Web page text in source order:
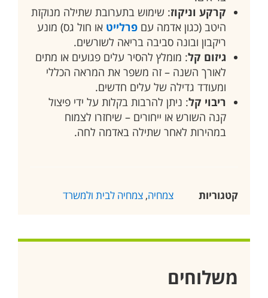
קרקע וניקוז: שימוש בתערובת שתילה מנוקזת
היטב (כגון אדמה עם פרלייט או חול גס) מונע
ריקבון ובונה סביבה בריאה לשורשים.
גיזום קל: מומלץ להסיר עלים פגועים או מתים
לאורך השנה – זה משפר את המראה הכללי
ומעודד גדילה של עלים חדשים.
ריבוי קל: ניתן להרבות בקלות על ידי פיצול
קנה השורש או ייחורים – שיחזרו לצמוח
במהירות לאחר שתילה באדמה לחה.
קטגוריות צמחיה, צמחיה לבית ולמשרד
משלוחים